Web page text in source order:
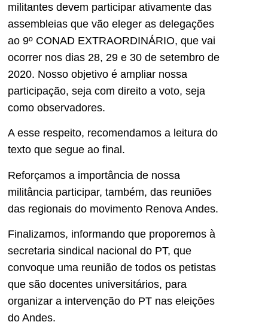
militantes devem participar ativamente das
assembleias que vão eleger as delegações
ao 9º CONAD EXTRAORDINÁRIO, que vai
ocorrer nos dias 28, 29 e 30 de setembro de
2020. Nosso objetivo é ampliar nossa
participação, seja com direito a voto, seja
como observadores.
A esse respeito, recomendamos a leitura do
texto que segue ao final.
Reforçamos a importância de nossa
militância participar, também, das reuniões
das regionais do movimento Renova Andes.
Finalizamos, informando que proporemos à
secretaria sindical nacional do PT, que
convoque uma reunião de todos os petistas
que são docentes universitários, para
organizar a intervenção do PT nas eleições
do Andes.